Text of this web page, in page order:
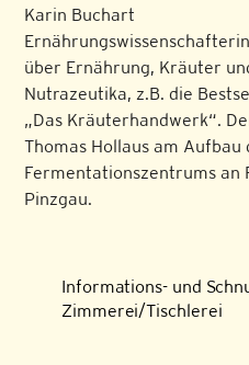
Karin Buchart
über Ernährung, Kräuter
Nutrazeutika, z.B. die
„Das Kräuterhandwerk“.
Thomas Hollaus am Aufbau
Fermentationszentrums an
Pinzgau.
Informations- und
Zimmerei/Tischlerei